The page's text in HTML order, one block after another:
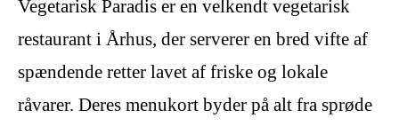
Vegetarisk Paradis er en velkendt vegetarisk
restaurant i Århus, der serverer en bred vifte af
spændende retter lavet af friske og lokale
råvarer. Deres menukort byder på alt fra sprøde